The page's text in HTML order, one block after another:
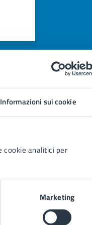
Informazioni sui cookie
cookie analitici per
Marketing